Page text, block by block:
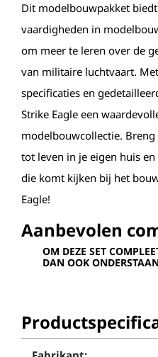
Dit modelbouwpakket
vaardigheden in
om meer te leren over de
van militaire luchtvaart.
specificaties en
Strike Eagle een
modelbouwcollectie.
tot leven in je eigen huis
die komt kijken bij het
Eagle!
Aanbevolen
OM DEZE SET
DAN OOK